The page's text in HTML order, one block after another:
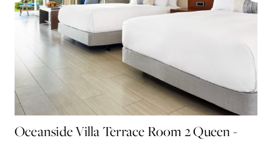
Oceanside Villa Terrace Room 2 Queen -